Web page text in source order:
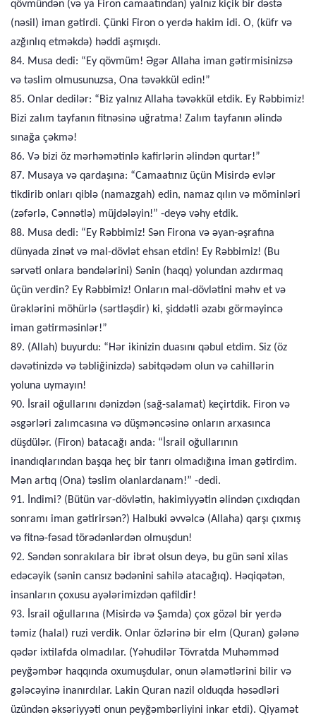
qövmündən (və ya Firon camaatından) yalnız kiçik bir dəstə
(nəsil) iman gətirdi. Çünki Firon o yerdə hakim idi. O, (küfr və
azğınlıq etməkdə) həddi aşmışdı.
84. Musa dedi: “Ey qövmüm! Əgər Allaha iman gətirmisinizsə
və təslim olmusunuzsa, Ona təvəkkül edin!”
85. Onlar dedilər: “Biz yalnız Allaha təvəkkül etdik. Ey Rəbbimiz!
Bizi zalım tayfanın fitnəsinə uğratma! Zalım tayfanın əlində
sınağa çəkmə!
86. Və bizi öz mərhəmətinlə kafirlərin əlindən qurtar!”
87. Musaya və qardaşına: “Camaatınız üçün Misirdə evlər
tikdirib onları qiblə (namazgah) edin, namaz qılın və möminləri
(zəfərlə, Cənnətlə) müjdələyin!” -deyə vəhy etdik.
88. Musa dedi: “Ey Rəbbimiz! Sən Firona və əyan-əşrafına
dünyada zinət və mal-dövlət ehsan etdin! Ey Rəbbimiz! (Bu
sərvəti onlara bəndələrini) Sənin (haqq) yolundan azdırmaq
üçün verdin? Ey Rəbbimiz! Onların mal-dövlətini məhv et və
ürəklərini möhürlə (sərtləşdir) ki, şiddətli əzabı görməyincə
iman gətirməsinlər!”
89. (Allah) buyurdu: “Hər ikinizin duasını qəbul etdim. Siz (öz
dəvətinizdə və təbliğinizdə) sabitqədəm olun və cahillərin
yoluna uymayın!
90. İsrail oğullarını dənizdən (sağ-salamat) keçirtdik. Firon və
əsgərləri zalımcasına və düşməncəsinə onların arxasınca
düşdülər. (Firon) batacağı anda: “İsrail oğullarının
inandıqlarından başqa heç bir tanrı olmadığına iman gətirdim.
Mən artıq (Ona) təslim olanlardanam!” -dedi.
91. İndimi? (Bütün var-dövlətin, hakimiyyətin əlindən çıxdıqdan
sonramı iman gətirirsən?) Halbuki əvvəlcə (Allaha) qarşı çıxmış
və fitnə-fəsad törədənlərdən olmuşdun!
92. Səndən sonrakılara bir ibrət olsun deyə, bu gün səni xilas
edəcəyik (sənin cansız bədənini sahilə atacağıq). Həqiqətən,
insanların çoxusu ayələrimizdən qafildir!
93. İsrail oğullarına (Misirdə və Şamda) çox gözəl bir yerdə
təmiz (halal) ruzi verdik. Onlar özlərinə bir elm (Quran) gələnə
qədər ixtilafda olmadılar. (Yəhudilər Tövratda Muhəmməd
peyğəmbər haqqında oxumuşdular, onun əlamətlərini bilir və
gələcəyinə inanırdılar. Lakin Quran nazil olduqda həsədləri
üzündən əksəriyyəti onun peyğəmbərliyini inkar etdi). Qiyamət